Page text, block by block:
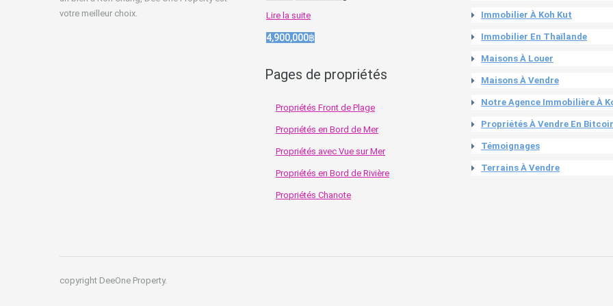
votre meilleur choix.
Lire la suite
4,900,000฿
Pages de propriétés
Propriétés Front de Plage
Propriétés en Bord de Mer
Propriétés avec Vue sur Mer
Propriétés en Bord de Rivière
Propriétés Chanote
Immobilier À Koh Kut
Immobilier En Thaïlande
Maisons À Louer
Maisons À Vendre
Notre Agence Immobilière À
Propriétés À Vendre En
Témoignages
Terrains À Vendre
copyright DeeOne Property.